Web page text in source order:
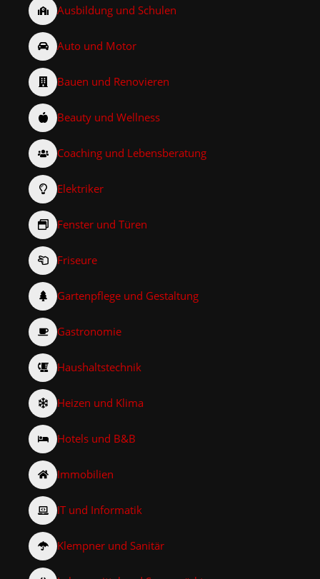
Ausbildung und Schulen
Auto und Motor
Bauen und Renovieren
Beauty und Wellness
Coaching und Lebensberatung
Elektriker
Fenster und Türen
Friseure
Gartenpflege und Gestaltung
Gastronomie
Haushaltstechnik
Heizen und Klima
Hotels und B&B
Immobilien
IT und Informatik
Klempner und Sanitär